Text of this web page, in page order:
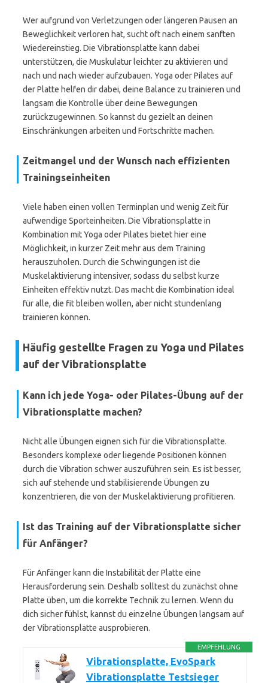
Wer aufgrund von Verletzungen oder längeren Pausen an
Beweglichkeit verloren hat, sucht oft nach einem sanften
Wiedereinstieg. Die Vibrationsplatte kann dabei
unterstützen, die Muskulatur leichter zu aktivieren und
nach und nach wieder aufzubauen. Yoga oder Pilates auf
der Platte helfen dir dabei, deine Balance zu trainieren und
langsam die Kontrolle über deine Bewegungen
zurückzugewinnen. So kannst du gezielt an deinen
Einschränkungen arbeiten und Fortschritte machen.
Zeitmangel und der Wunsch nach effizienten
Trainingseinheiten
Viele haben einen vollen Terminplan und wenig Zeit für
aufwendige Sporteinheiten. Die Vibrationsplatte in
Kombination mit Yoga oder Pilates bietet hier eine
Möglichkeit, in kurzer Zeit mehr aus dem Training
herauszuholen. Durch die Schwingungen ist die
Muskelaktivierung intensiver, sodass du selbst kurze
Einheiten effektiv nutzt. Das macht die Kombination ideal
für alle, die fit bleiben wollen, aber nicht stundenlang
trainieren können.
Häufig gestellte Fragen zu Yoga und Pilates
auf der Vibrationsplatte
Kann ich jede Yoga- oder Pilates-Übung auf der
Vibrationsplatte machen?
Nicht alle Übungen eignen sich für die Vibrationsplatte.
Besonders komplexe oder liegende Positionen können
durch die Vibration schwer auszuführen sein. Es ist besser,
sich auf stehende und stabilisierende Übungen zu
konzentrieren, die von der Muskelaktivierung profitieren.
Ist das Training auf der Vibrationsplatte sicher
für Anfänger?
Für Anfänger kann die Instabilität der Platte eine
Herausforderung sein. Deshalb solltest du zunächst ohne
Platte üben, um die korrekte Technik zu lernen. Wenn du
dich sicher fühlst, kannst du einzelne Übungen langsam auf
der Vibrationsplatte ausprobieren.
EMPFEHLUNG
Vibrationsplatte, EvoSpark
Vibrationsplatte Testsieger